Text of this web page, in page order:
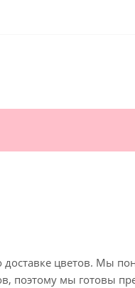
цветов. Мы
поэтому мы готовы